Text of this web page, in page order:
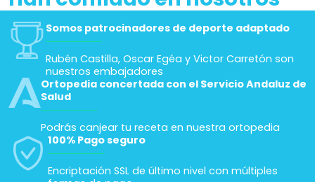
Somos patrocinadores de deporte adaptado
Rubén Castilla, Oscar Egéa y Victor Carretón son
nuestros embajadores
Ortopedia concertada con el Servicio Andaluz de
Salud
Podrás canjear tu receta en nuestra ortopedia
100% Pago seguro
Encriptación SSL de último nivel con múltiples